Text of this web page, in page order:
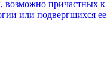
возможно причастных к
или подвергшихся ее